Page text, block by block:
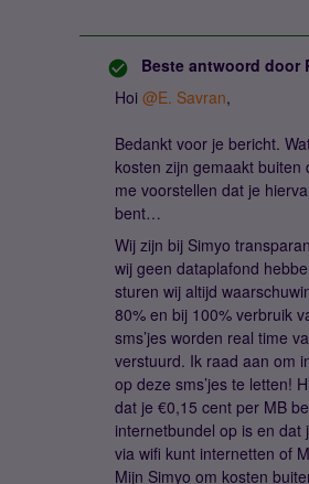
Beste antwoord door
Hoi @E. Savran,
Bedankt voor je bericht.
kosten zijn gemaakt buiten
me voorstellen dat je
bent…
Wij zijn bij Simyo
wij geen dataplafond
sturen wij altijd
80% en bij 100% verbruik
sms’jes worden real time
verstuurd. Ik raad aan om
op deze sms’jes te letten!
dat je €0,15 cent per MB
internetbundel op is en dat
via wifi kunt internetten of
Mijn Simyo om kosten